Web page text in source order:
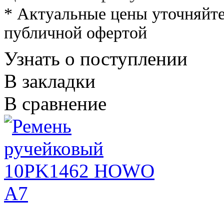
* Актуальные цены
публичной офертой
Узнать о поступлении
В закладки
В сравнение